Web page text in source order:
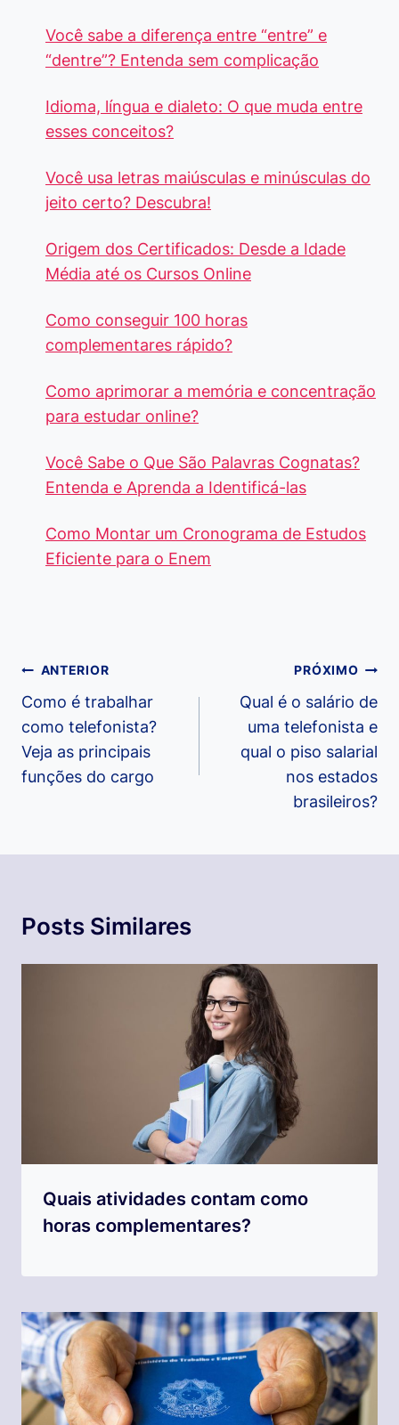
Você sabe a diferença entre “entre” e
“dentre”? Entenda sem complicação
Idioma, língua e dialeto: O que muda entre
esses conceitos?
Você usa letras maiúsculas e minúsculas do
jeito certo? Descubra!
Origem dos Certificados: Desde a Idade
Média até os Cursos Online
Como conseguir 100 horas
complementares rápido?
Como aprimorar a memória e concentração
para estudar online?
Você Sabe o Que São Palavras Cognatas?
Entenda e Aprenda a Identificá-las
Como Montar um Cronograma de Estudos
Eficiente para o Enem
Navegação
de
Post
ANTERIOR
Como é trabalhar
como telefonista?
Veja as principais
funções do cargo
PRÓXIMO
Qual é o salário de
uma telefonista e
qual o piso salarial
nos estados
brasileiros?
Posts Similares
Quais atividades contam como
horas complementares?